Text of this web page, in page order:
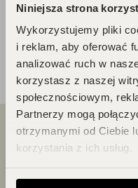
Niniejsza strona
Wykorzystujemy pliki
i reklam, aby oferować
analizować ruch w
korzystasz z naszej
społecznościowym,
Partnerzy mogą
otrzymanymi od Ciebie
korzystania z ich usług.